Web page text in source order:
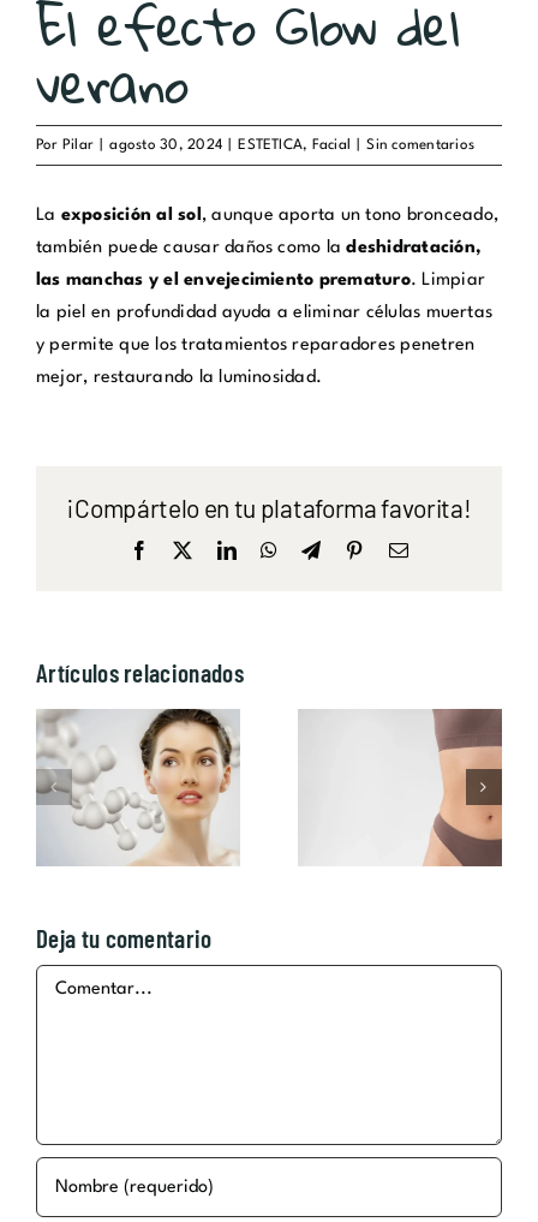
El efecto Glow del
verano
Por Pilar agosto 30, 2024 ESTETICA, Facial Sin comentarios
La exposición al sol, aunque aporta un tono bronceado,
también puede causar daños como la deshidratación,
las manchas y el envejecimiento prematuro. Limpiar
la piel en profundidad ayuda a eliminar células muertas
y permite que los tratamientos reparadores penetren
mejor, restaurando la luminosidad.
¡Compártelo en tu plataforma favorita!
Facebook LinkedInWhatsApp
TelegramPinterestCorreo
Artículos relacionados
Cosmética
personalizada:
El cuidado de
la piel
Las mejores
cremas
reductoras
Vagheggi
Deja tu comentario
Comentar